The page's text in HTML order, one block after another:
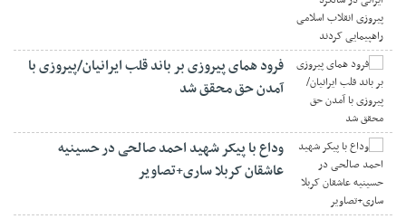
فرود همای پیروزی بر باند قلب ایرانیان/پیروزی با
آمدن حق محقق شد
وداع با پیکر شهید احمد صالحی‌ در حسینیه
عاشقان کربلا ساری+تصاویر